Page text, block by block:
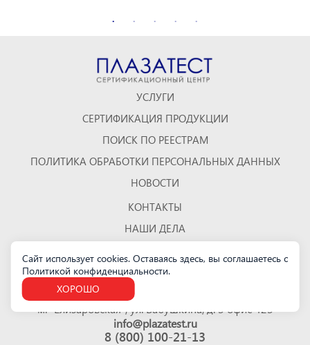
УСЛУГИ
СЕРТИФИКАЦИЯ ПРОДУКЦИИ
ПОИСК ПО РЕЕСТРАМ
ПОЛИТИКА ОБРАБОТКИ ПЕРСОНАЛЬНЫХ ДАННЫХ
НОВОСТИ
КОНТАКТЫ
НАШИ ДЕЛА
КАРТА САЙТА
Санкт-Петербург
м. "Елизаровская", ул. Бабушкина, д. 3 офис 423
info@plazatest.ru
8 (800) 100-21-13
Сайт использует cookies. Оставаясь здесь, вы соглашаетесь с
Политикой конфиденциальности.
ХОРОШО